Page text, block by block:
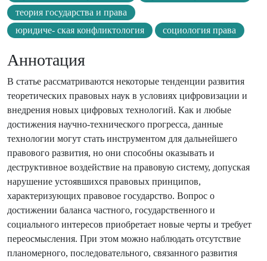
теория государства и права
юридиче- ская конфликтология
социология права
Аннотация
В статье рассматриваются некоторые тенденции развития
теоретических правовых наук в условиях цифровизации и
внедрения новых цифровых технологий. Как и любые
достижения научно-технического прогресса, данные
технологии могут стать инструментом для дальнейшего
правового развития, но они способны оказывать и
деструктивное воздействие на правовую систему, допуская
нарушение устоявшихся правовых принципов,
характеризующих правовое государство. Вопрос о
достижении баланса частного, государственного и
социального интересов приобретает новые черты и требует
переосмысления. При этом можно наблюдать отсутствие
планомерного, последовательного, связанного развития